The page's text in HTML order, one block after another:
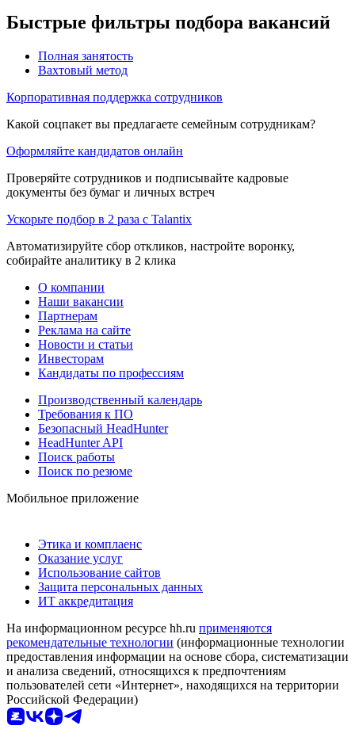
Быстрые фильтры подбора вакансий
Полная занятость
Вахтовый метод
Корпоративная поддержка сотрудников
Какой соцпакет вы предлагаете семейным сотрудникам?
Оформляйте кандидатов онлайн
Проверяйте сотрудников и подписывайте кадровые
документы без бумаг и личных встреч
Ускорьте подбор в 2 раза с Talantix
Автоматизируйте сбор откликов, настройте воронку,
собирайте аналитику в 2 клика
О компании
Наши вакансии
Партнерам
Реклама на сайте
Новости и статьи
Инвесторам
Кандидаты по профессиям
Производственный календарь
Требования к ПО
Безопасный HeadHunter
HeadHunter API
Поиск работы
Поиск по резюме
Мобильное приложение
Этика и комплаенс
Оказание услуг
Использование сайтов
Защита персональных данных
ИТ аккредитация
На информационном ресурсе hh.ru применяются
рекомендательные технологии (информационные технологии
предоставления информации на основе сбора, систематизации
и анализа сведений, относящихся к предпочтениям
пользователей сети «Интернет», находящихся на территории
Российской Федерации)